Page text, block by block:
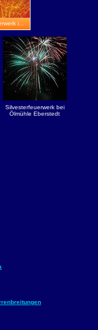
Silvesterfeuerwerk bei
Ölmühle Eberstedt